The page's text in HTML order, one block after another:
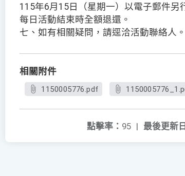
115年6月15日（星期一）以電子郵件另
每日活動結束時全額退還。
七、如有相關疑問，請逕洽活動聯絡人。
相關附件
1150005776.pdf
最後更新
點擊率： 95 |